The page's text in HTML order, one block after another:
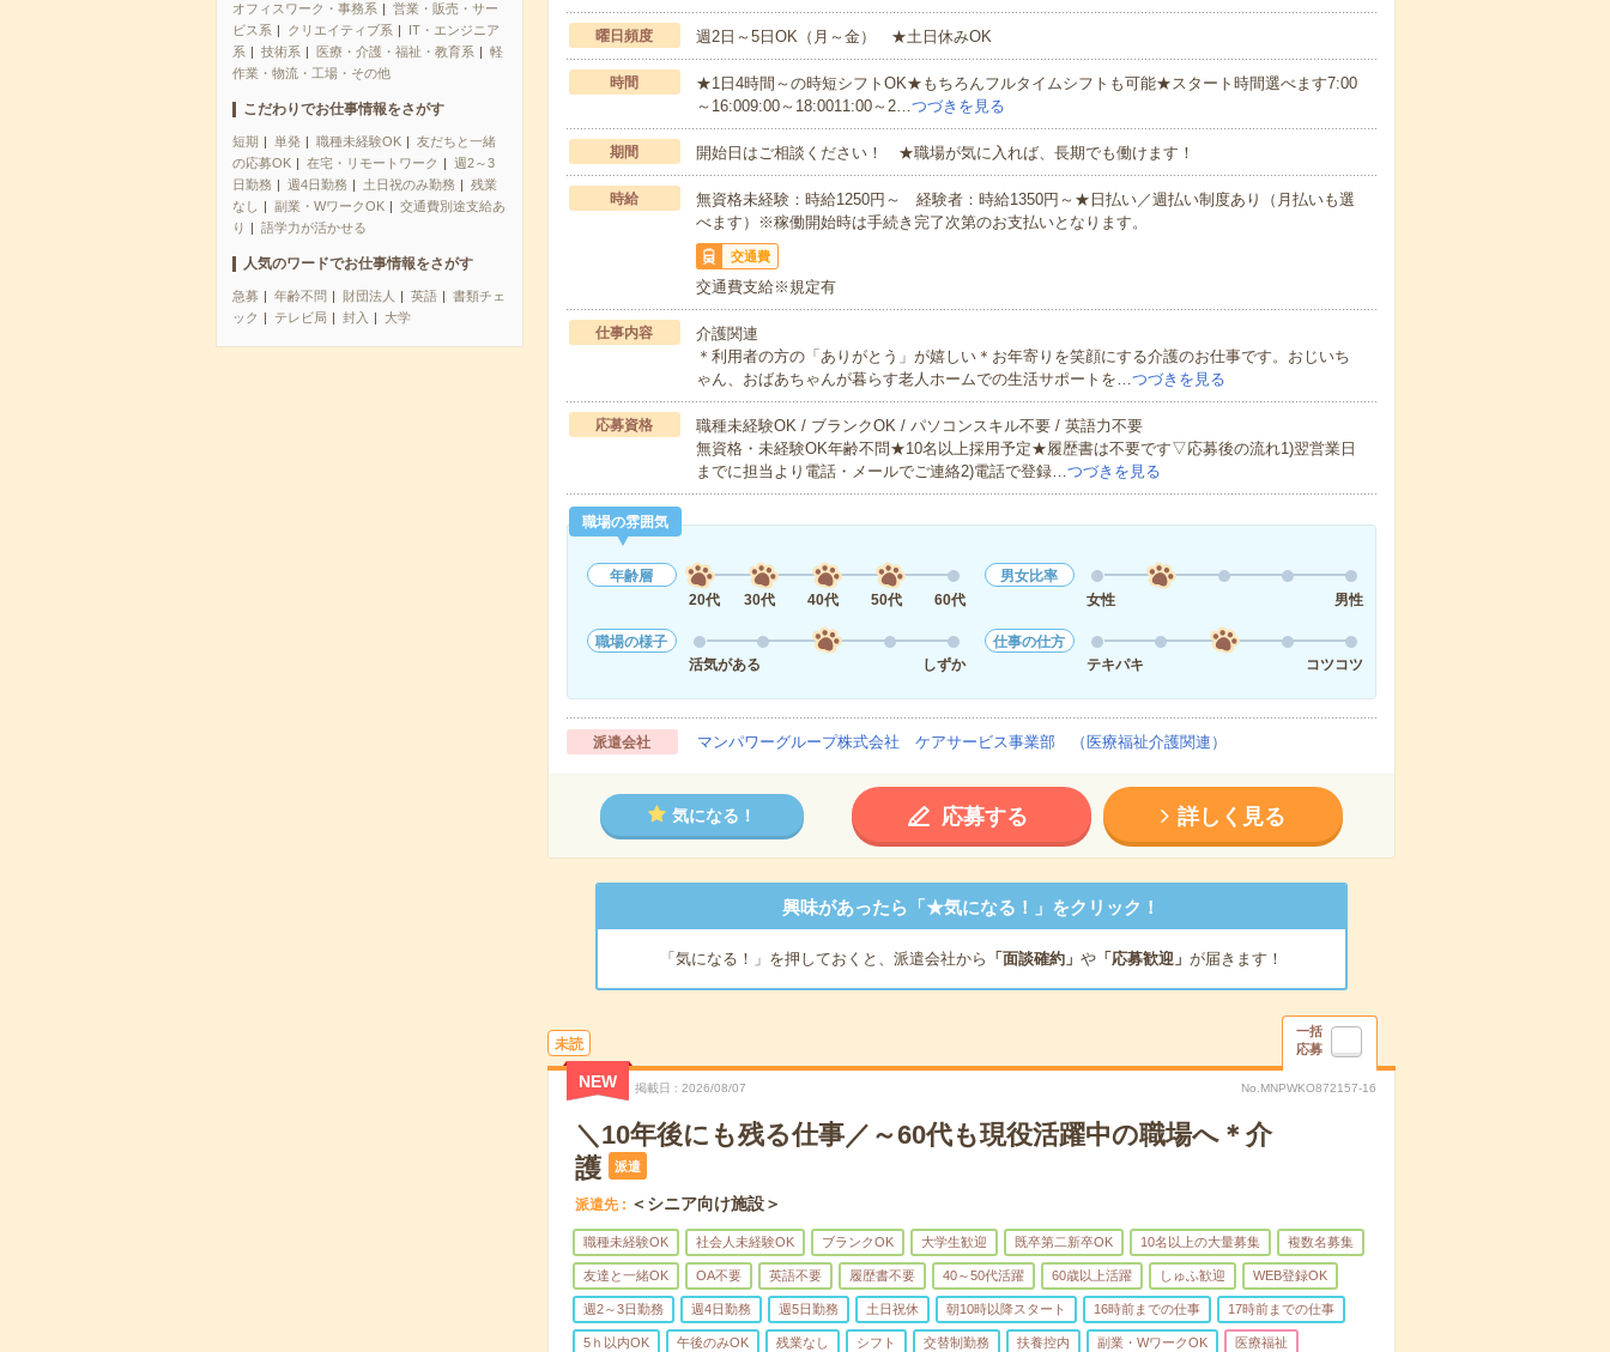
オフィスワーク・事務系
営業・販売・サー
ビス系
クリエイティブ系
IT・エンジニア
系
技術系 医療・介護・福祉・教育系
軽
作業・物流・工場・その他
こだわりでお仕事情報をさがす
短期 単発 職種未経験OK
友だちと一緒
の応募OK
在宅・リモートワーク
週2～3
日勤務
週4日勤務 土日祝のみ勤務
残業
なし
副業・WワークOK
交通費別途支給あ
り
語学力が活かせる
人気のワードでお仕事情報をさがす
急募 年齢不問 財団法人 英語
書類チェ
ック
テレビ局 封入 大学
曜日頻度 週2日～5日OK（月～金） ★土日休みOK
時間
★1日4時間～の時短シフトOK★もちろんフルタイムシフトも可能★スタート時間選べます7:00
～16:009:00～18:0011:00～2…つづきを見る
期間 開始日はご相談ください！ ★職場が気に入れば、長期でも働けます！
時給
無資格未経験：時給1250円～ 経験者：時給1350円～★日払い／週払い制度あり（月払いも選
べます）※稼働開始時は手続き完了次第のお支払いとなります。
交通費
交通費支給※規定有
仕事内容
介護関連
＊利用者の方の「ありがとう」が嬉しい＊お年寄りを笑顔にする介護のお仕事です。おじいち
ゃん、おばあちゃんが暮らす老人ホームでの生活サポートを…つづきを見る
応募資格
職種未経験OK / ブランクOK / パソコンスキル不要 / 英語力不要
無資格・未経験OK年齢不問★10名以上採用予定★履歴書は不要です▽応募後の流れ1)翌営業日
までに担当より電話・メールでご連絡2)電話で登録…つづきを見る
職場の雰囲気
年齢層
20代
30代 40代 50代 60代
男女比率
女性
男性
職場の様子
活気がある
しずか
仕事の仕方
テキパキ
コツコツ
派遣会社 マンパワーグループ株式会社 ケアサービス事業部 （医療福祉介護関連）
気になる！ 応募する 詳しく見る
興味があったら「★気になる！」をクリック！
「気になる！」を押しておくと、派遣会社から 「面談確約」 や「応募歓迎」 が届きます！
未読
一括
応募
NEW 掲載日 2026/08/07 No.MNPWKO872157-16
＼10年後にも残る仕事／～60代も現役活躍中の職場へ＊介
護
派遣
派遣先 ＜シニア向け施設＞
職種未経験OK 社会人未経験OK ブランクOK 大学生歓迎 既卒第二新卒OK 10名以上の大量募集 複数名募集
友達と一緒OK OA不要 英語不要 履歴書不要 40～50代活躍 60歳以上活躍 しゅふ歓迎 WEB登録OK
週2～3日勤務 週4日勤務 週5日勤務 土日祝休 朝10時以降スタート 16時前までの仕事 17時前までの仕事
5ｈ以内OK 午後のみOK 残業なし シフト 交替制勤務 扶養控内 副業・WワークOK 医療福祉